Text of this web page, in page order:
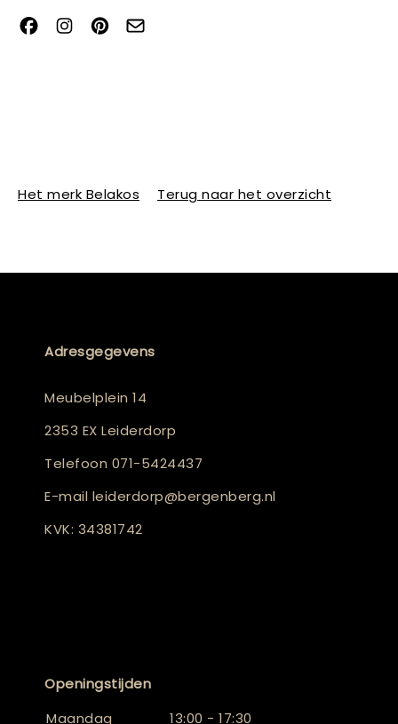
Het merk Belakos Terug naar het overzicht
Adresgegevens
Meubelplein 14
2353 EX Leiderdorp
Telefoon 071-5424437
E-mail leiderdorp@bergenberg.nl
KVK: 34381742
Openingstijden
Maandag
13:00 - 17:30